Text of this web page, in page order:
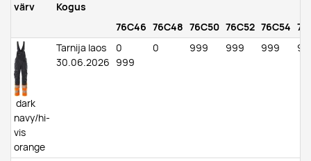
värv
Kogus
76C46 76C48 76C50 76C52 76C54
dark
navy/hi-
vis
orange
Tarnija laos
30.06.2026
0
999
0 999 999 999